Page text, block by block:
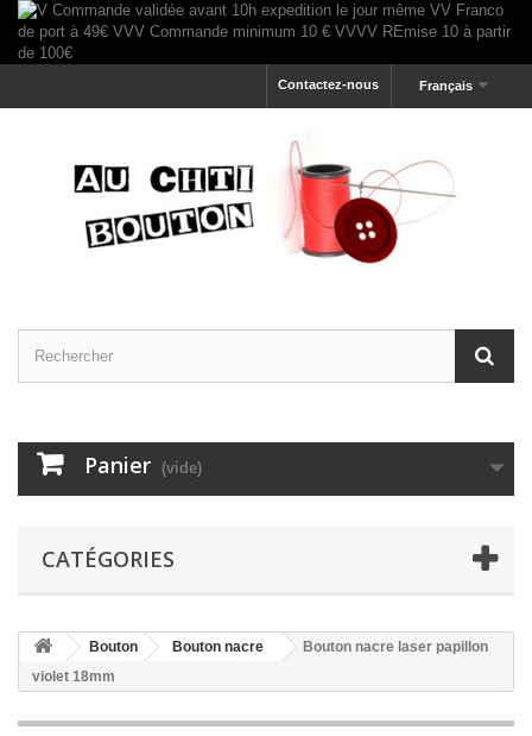
Français
Contactez-nous
Panier (vide)
CATÉGORIES
Bouton Bouton nacre
Bouton nacre laser papillon
violet 18mm